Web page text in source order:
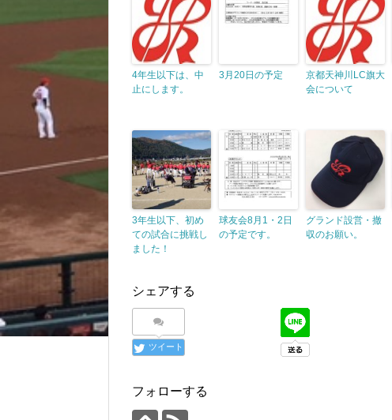
4年生以下は、中
止にします。
3月20日の予定
京都天神川LC旗大
会について
3年生以下、初め
ての試合に挑戦し
ました！
球友会8月1・2日
の予定です。
グランド設営・撤
収のお願い。
シェアする
ツイート
フォローする